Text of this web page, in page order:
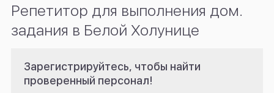
Репетитор для выполнения дом.
задания в Белой Холунице
Зарегистрируйтесь, чтобы найти
проверенный персонал!